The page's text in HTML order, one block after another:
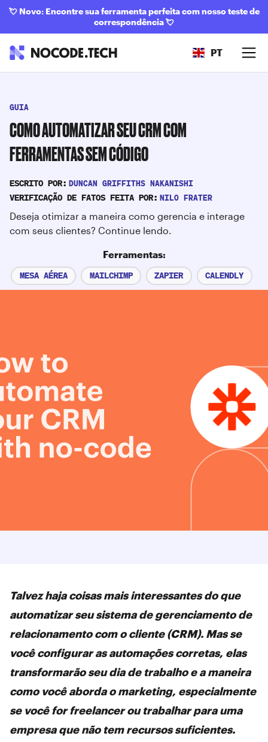
💘Novo: Encontre sua ferramenta perfeita com nosso teste de
correspondência💘
PT
GUIA
COMO AUTOMATIZAR SEU CRM COM
FERRAMENTAS SEM CÓDIGO
ESCRITO POR: DUNCAN GRIFFITHS NAKANISHI
VERIFICAÇÃO DE FATOS FEITA POR: NILO FRATER
Deseja otimizar a maneira como gerencia e interage
com seus clientes? Continue lendo.
Ferramentas:
MESA AÉREA MAILCHIMP ZAPIER CALENDLY
Talvez haja coisas mais interessantes do que
automatizar seu sistema de gerenciamento de
relacionamento com o cliente (CRM). Mas se
você configurar as automações corretas, elas
transformarão seu dia de trabalho e a maneira
como você aborda o marketing, especialmente
se você for freelancer ou trabalhar para uma
empresa que não tem recursos suficientes.